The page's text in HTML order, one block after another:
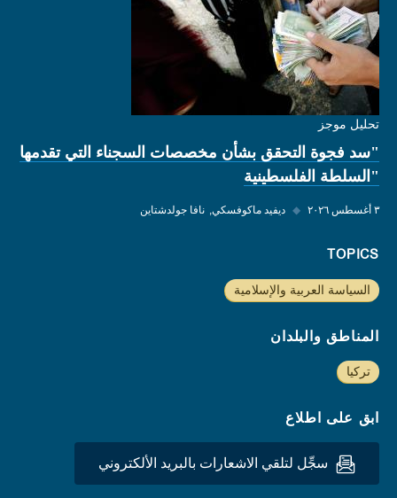
تحليل موجز
"سد فجوة التحقق بشأن مخصصات السجناء التي تقدمها
"السلطة الفلسطينية
٣ أغسطس ٢٠٢٦ ◆ ديفيد ماكوفسكي نافا جولدشتاين
TOPICS
السياسة العربية والإسلامية
المناطق والبلدان
تركيا
ابق على اطلاع
سجِّل لتلقي الاشعارات بالبريد الألكتروني